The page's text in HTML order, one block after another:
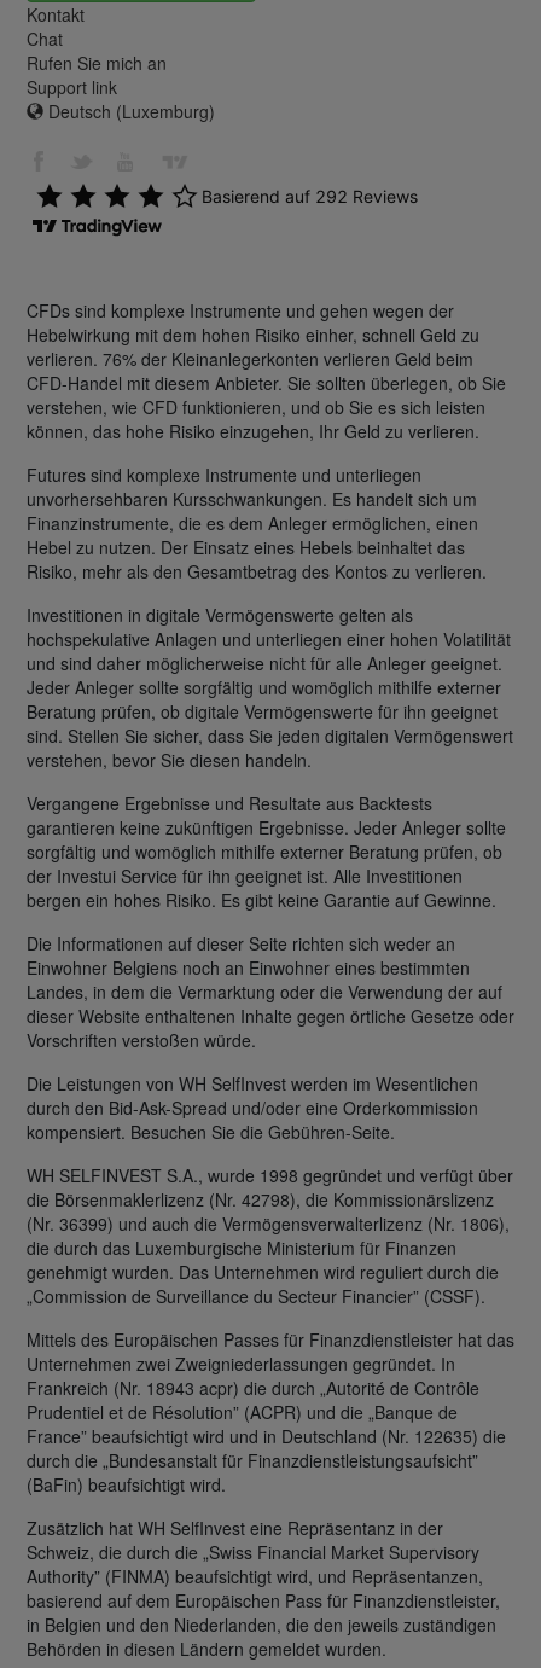
Kontakt
Chat
Rufen Sie mich an
Support link
Deutsch (Luxemburg)
CFDs sind komplexe Instrumente und gehen wegen der
Hebelwirkung mit dem hohen Risiko einher, schnell Geld zu
verlieren. 76% der Kleinanlegerkonten verlieren Geld beim
CFD-Handel mit diesem Anbieter. Sie sollten überlegen, ob Sie
verstehen, wie CFD funktionieren, und ob Sie es sich leisten
können, das hohe Risiko einzugehen, Ihr Geld zu verlieren.
Futures sind komplexe Instrumente und unterliegen
unvorhersehbaren Kursschwankungen. Es handelt sich um
Finanzinstrumente, die es dem Anleger ermöglichen, einen
Hebel zu nutzen. Der Einsatz eines Hebels beinhaltet das
Risiko, mehr als den Gesamtbetrag des Kontos zu verlieren.
Investitionen in digitale Vermögenswerte gelten als
hochspekulative Anlagen und unterliegen einer hohen Volatilität
und sind daher möglicherweise nicht für alle Anleger geeignet.
Jeder Anleger sollte sorgfältig und womöglich mithilfe externer
Beratung prüfen, ob digitale Vermögenswerte für ihn geeignet
sind. Stellen Sie sicher, dass Sie jeden digitalen Vermögenswert
verstehen, bevor Sie diesen handeln.
Vergangene Ergebnisse und Resultate aus Backtests
garantieren keine zukünftigen Ergebnisse. Jeder Anleger sollte
sorgfältig und womöglich mithilfe externer Beratung prüfen, ob
der Investui Service für ihn geeignet ist. Alle Investitionen
bergen ein hohes Risiko. Es gibt keine Garantie auf Gewinne.
Die Informationen auf dieser Seite richten sich weder an
Einwohner Belgiens noch an Einwohner eines bestimmten
Landes, in dem die Vermarktung oder die Verwendung der auf
dieser Website enthaltenen Inhalte gegen örtliche Gesetze oder
Vorschriften verstoßen würde.
Die Leistungen von WH SelfInvest werden im Wesentlichen
durch den Bid-Ask-Spread und/oder eine Orderkommission
kompensiert. Besuchen Sie die Gebühren-Seite.
WH SELFINVEST S.A., wurde 1998 gegründet und verfügt über
die Börsenmaklerlizenz (Nr. 42798), die Kommissionärslizenz
(Nr. 36399) und auch die Vermögensverwalterlizenz (Nr. 1806),
die durch das Luxemburgische Ministerium für Finanzen
genehmigt wurden. Das Unternehmen wird reguliert durch die
„Commission de Surveillance du Secteur Financier” (CSSF).
Mittels des Europäischen Passes für Finanzdienstleister hat das
Unternehmen zwei Zweigniederlassungen gegründet. In
Frankreich (Nr. 18943 acpr) die durch „Autorité de Contrôle
Prudentiel et de Résolution” (ACPR) und die „Banque de
France” beaufsichtigt wird und in Deutschland (Nr. 122635) die
durch die „Bundesanstalt für Finanzdienstleistungsaufsicht”
(BaFin) beaufsichtigt wird.
Zusätzlich hat WH SelfInvest eine Repräsentanz in der
Schweiz, die durch die „Swiss Financial Market Supervisory
Authority” (FINMA) beaufsichtigt wird, und Repräsentanzen,
basierend auf dem Europäischen Pass für Finanzdienstleister,
in Belgien und den Niederlanden, die den jeweils zuständigen
Behörden in diesen Ländern gemeldet wurden.